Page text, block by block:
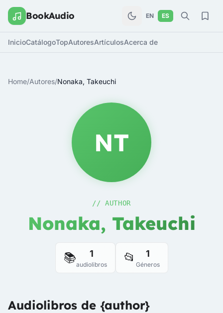
BookAudio EN ES
InicioCatálogoTopAutoresArtículosAcerca de
Home/Autores/Nonaka, Takeuchi
NT
// AUTHOR
Nonaka, Takeuchi
📚 1
audiolibros 📂 1
Géneros
Audiolibros de {author}